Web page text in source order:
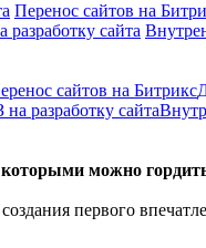
Перенос сайтов на
разработку сайта
сайтов на Битрикс
на разработку сайта
можно
первого